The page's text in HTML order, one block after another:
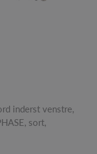
inderst venstre,
sort,